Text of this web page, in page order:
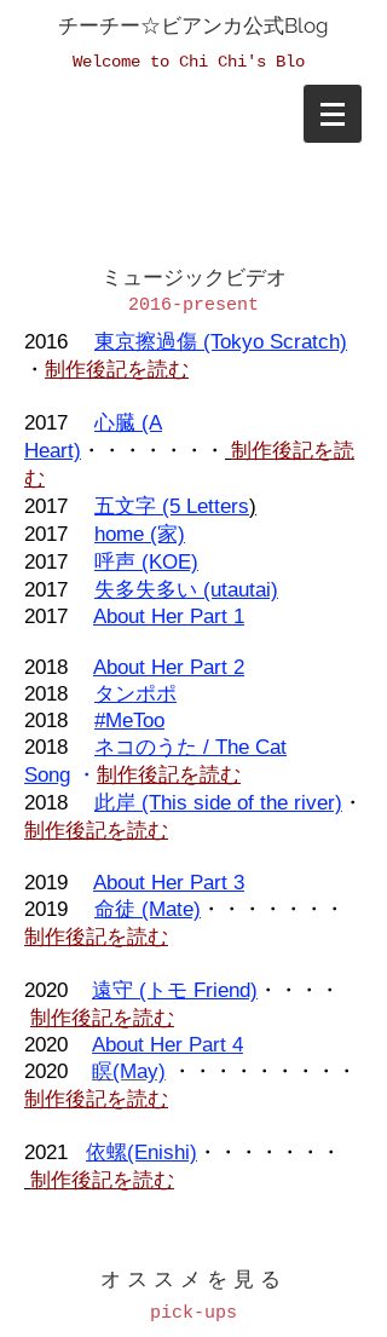
チーチー☆ビアンカ公式Blog
Welcome to Chi Chi's Blo
ミュージックビデオ
2016-present
2016 東京擦過傷 (Tokyo Scratch)
・ 制作後記を読む
2017 ​心臓 (A
Heart) ・・・・・・・
制作後記を読
む
2017
五文字 (5 Letters)
2017 ​ home (家)
2017 ​ 呼声 (KOE)
2017 失多失多い (utautai)
2017 About Her Part 1
2018 About Her Part 2
2018
タンポポ
​2018 #MeToo
2018 ネコのうた / The Cat
Song ・ 制作後記を読む
2018 此岸 (This side of the river) ・
制作後記を読む
2019 About Her Part 3
2019 命徒 (Mate) ・・・・・・・
制作後記を読む
​2020 遠守 (トモ Friend) ・・・・
制作後記を読む
​2020 About Her Part 4
​2020 瞑(May)
・・・・・・・・・
制作後記を読む
2021 依螺(Enishi) ・・・・・・・
制作後記を読む
オススメを見る
pick-ups